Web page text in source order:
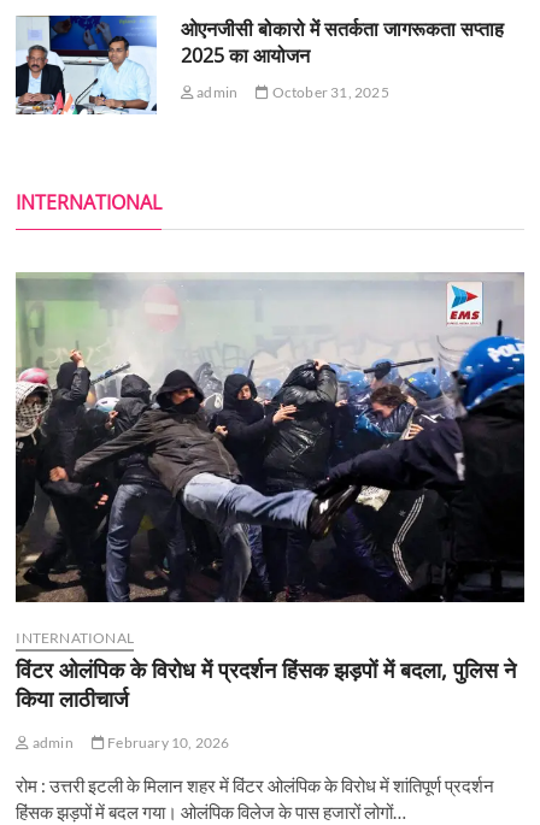
ओएनजीसी बोकारो में सतर्कता जागरूकता सप्ताह
2025 का आयोजन
admin October 31, 2025
INTERNATIONAL
INTERNATIONAL
विंटर ओलंपिक के विरोध में प्रदर्शन हिंसक झड़पों में बदला, पुलिस ने
किया लाठीचार्ज
admin February 10, 2026
रोम : उत्तरी इटली के मिलान शहर में विंटर ओलंपिक के विरोध में शांतिपूर्ण प्रदर्शन
हिंसक झड़पों में बदल गया। ओलंपिक विलेज के पास हजारों लोगों…